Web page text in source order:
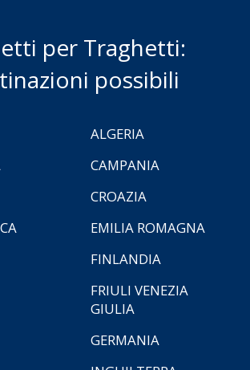
per Traghetti:
possibili
ALGERIA
CAMPANIA
CROAZIA
EMILIA ROMAGNA
FINLANDIA
FRIULI VENEZIA
GIULIA
GERMANIA